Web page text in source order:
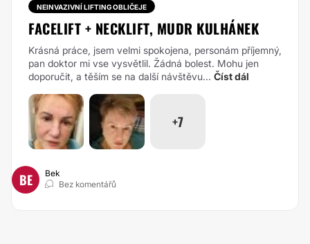
NEINVAZIVNÍ LIFTING OBLIČEJE
FACELIFT + NECKLIFT, MUDR KULHÁNEK
Krásná práce, jsem velmi spokojena, personám příjemný,
pan doktor mi vse vysvětlil. Žádná bolest. Mohu jen
doporučit, a těším se na další návštěvu... Číst dál
+7
BE
Bek
Bez komentářů